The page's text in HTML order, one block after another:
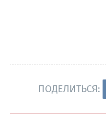
ПОДЕЛИТЬСЯ: